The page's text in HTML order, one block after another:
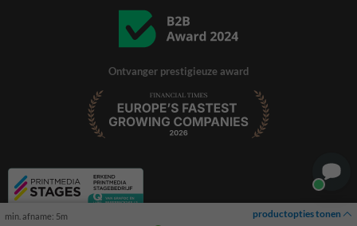
min. afname: 5m productopties tonen
Ontvanger prestigieuze award